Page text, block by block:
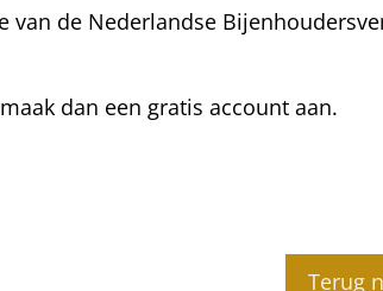
van de Nederlandse
dan een gratis account aan.
Terug